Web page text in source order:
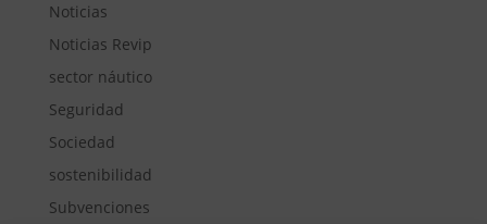
Noticias
Noticias Revip
sector náutico
Seguridad
Sociedad
sostenibilidad
Subvenciones